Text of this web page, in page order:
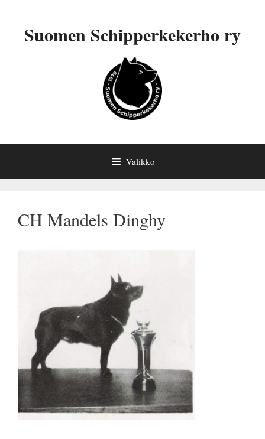
Suomen Schipperkekerho ry
Valikko
CH Mandels Dinghy